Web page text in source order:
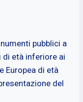
pubblici a
età inferiore ai
Europea di età
del